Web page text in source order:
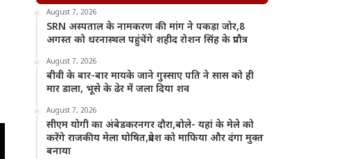
August 7, 2026
SRN अस्पताल के नामकरण की मांग ने पकड़ा जोर,8
अगस्त को धरनास्थल पहुंचेंगे शहीद रोशन सिंह के प्रपौत्र
August 7, 2026
बीवी के बार-बार मायके जाने गुस्साए पति ने सास को ही
मार डाला, भूसे के ढेर में जला दिया शव
August 7, 2026
सीएम योगी का अंबेडकरनगर दौरा,बोले- यहां के मेले को
करेंगे राजकीय मेला घोषित,प्रदेश को माफिया और दंगा मुक्त
बनाया